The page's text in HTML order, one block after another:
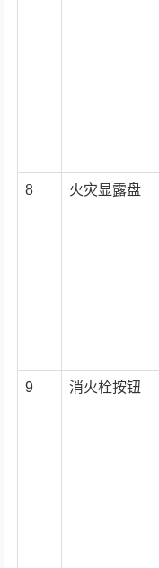
8 火灾显露盘
9 消火栓按钮